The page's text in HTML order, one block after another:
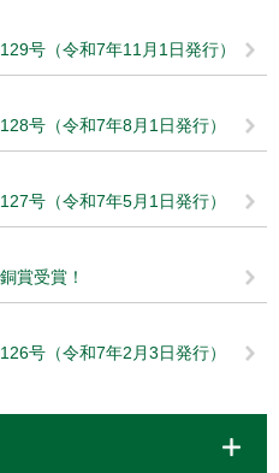
号（令和7年11月1日発行）
号（令和7年8月1日発行）
号（令和7年5月1日発行）
賞受賞！
号（令和7年2月3日発行）